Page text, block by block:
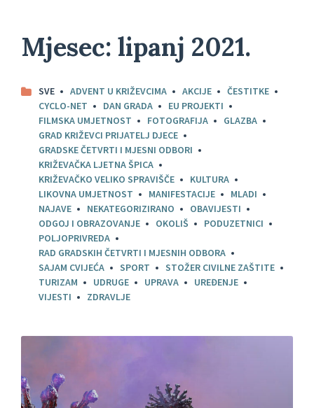
Mjesec: lipanj 2021.
SVE ADVENT U KRIŽEVCIMA AKCIJE
ČESTITKE
CYCLO-NET
DAN GRADA
EU PROJEKTI
FILMSKA UMJETNOST
FOTOGRAFIJA
GLAZBA
GRAD KRIŽEVCI PRIJATELJ DJECE
GRADSKE ČETVRTI I MJESNI ODBORI
KRIŽEVAČKA LJETNA ŠPICA
KRIŽEVAČKO VELIKO SPRAVIŠČE
KULTURA
LIKOVNA UMJETNOST
MANIFESTACIJE
MLADI
NAJAVE
NEKATEGORIZIRANO
OBAVIJESTI
ODGOJ I OBRAZOVANJE
OKOLIŠ
PODUZETNICI
POLJOPRIVREDA
RAD GRADSKIH ČETVRTI I MJESNIH ODBORA
SAJAM CVIJEĆA
SPORT
STOŽER CIVILNE ZAŠTITE
TURIZAM
UDRUGE UPRAVA
UREĐENJE
VIJESTI
ZDRAVLJE
Pročitajte